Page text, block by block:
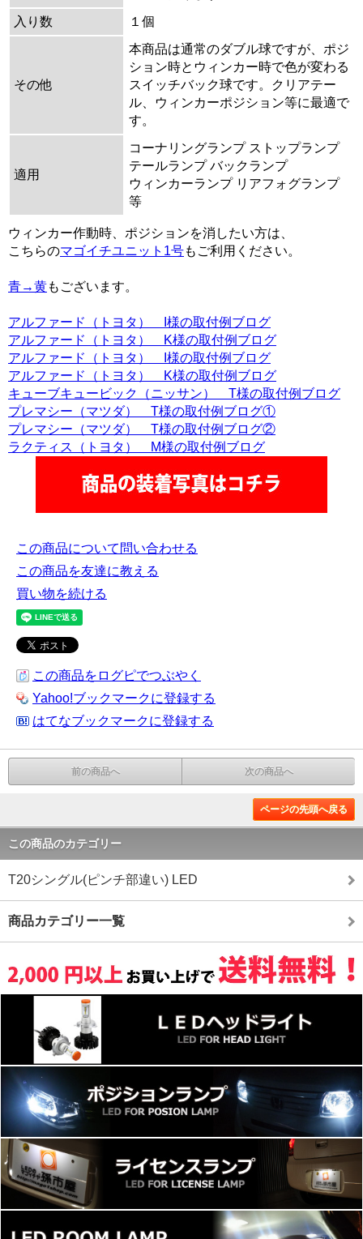
入り数
１個
その他
本商品は通常のダブル球ですが、ポジ
ション時とウィンカー時で色が変わる
スイッチバック球です。クリアテー
ル、ウィンカーポジション等に最適で
す。
適用
コーナリングランプ ストップランプ
テールランプ バックランプ
ウィンカーランプ リアフォグランプ
等
ウィンカー作動時、ポジションを消したい方は、
こちらのマゴイチユニット1号もご利用ください。
青→黄もございます。
アルファード（トヨタ） I様の取付例ブログ
アルファード（トヨタ） K様の取付例ブログ
アルファード（トヨタ） I様の取付例ブログ
アルファード（トヨタ） K様の取付例ブログ
キューブキュービック（ニッサン） T様の取付例ブログ
プレマシー（マツダ） T様の取付例ブログ①
プレマシー（マツダ） T様の取付例ブログ②
ラクティス（トヨタ） M様の取付例ブログ
この商品について問い合わせる
この商品を友達に教える
買い物を続ける
この商品をログピでつぶやく
Yahoo!ブックマークに登録する
はてなブックマークに登録する
前の商品へ 次の商品へ
ページの先頭へ戻る
この商品のカテゴリー
T20シングル(ピンチ部違い) LED
商品カテゴリー一覧